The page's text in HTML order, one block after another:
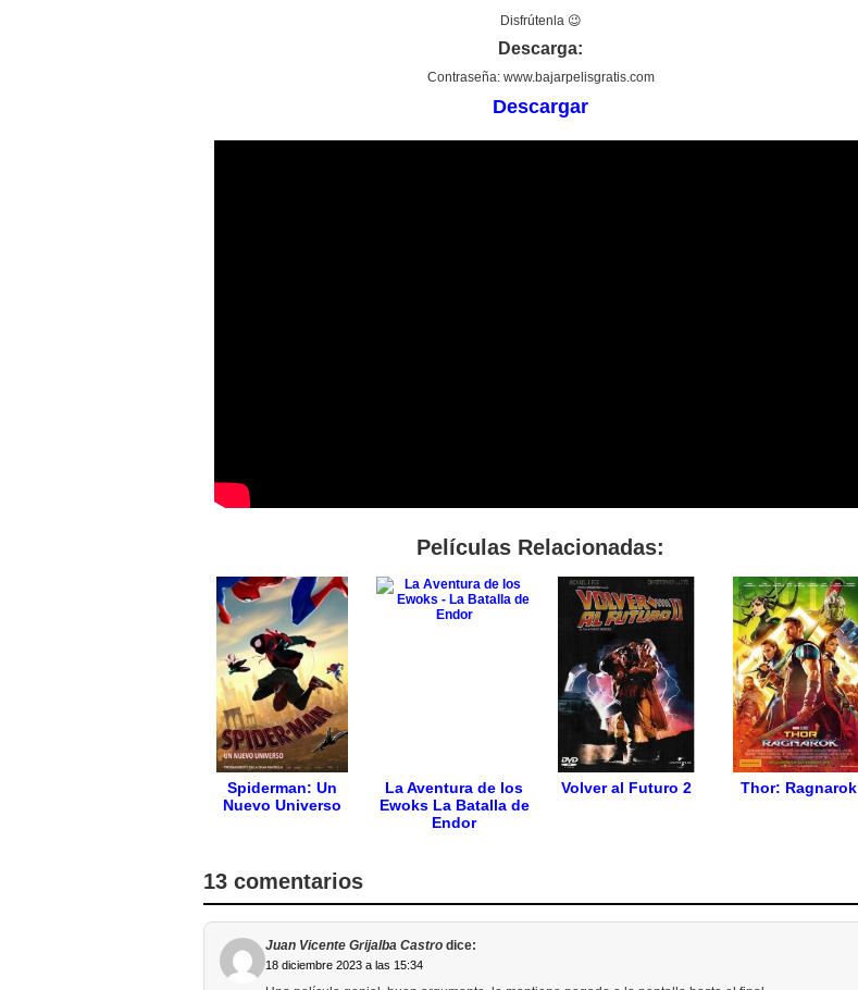
Disfrútenla 😉
Descarga:
Contraseña: www.bajarpelisgratis.com
Descargar
Películas Relacionadas:
Spiderman: Un
Nuevo Universo
La Aventura de los
Ewoks La Batalla de
Endor
Volver al Futuro 2 Thor: Ragnarok
13 comentarios
Juan Vicente Grijalba Castro dice:
18 diciembre 2023 a las 15:34